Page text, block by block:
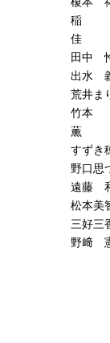
稲
佳
田中
出水
荒井ま
竹本
薫
すずき
野口思
遠藤
松本美
三好三
野﨑